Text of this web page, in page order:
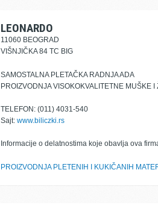
LEONARDO
11060 BEOGRAD
VIŠNJIČKA 84 TC BIG
SAMOSTALNA PLETAČKA RADNJA ADA
PROIZVODNJA VISOKOKVALITETNE MUŠKE
TELEFON: (011) 4031-540
Sajt: www.biliczki.rs
Informacije o delatnostima koje obavlja ova
PROIZVODNJA PLETENIH I KUKIČANIH